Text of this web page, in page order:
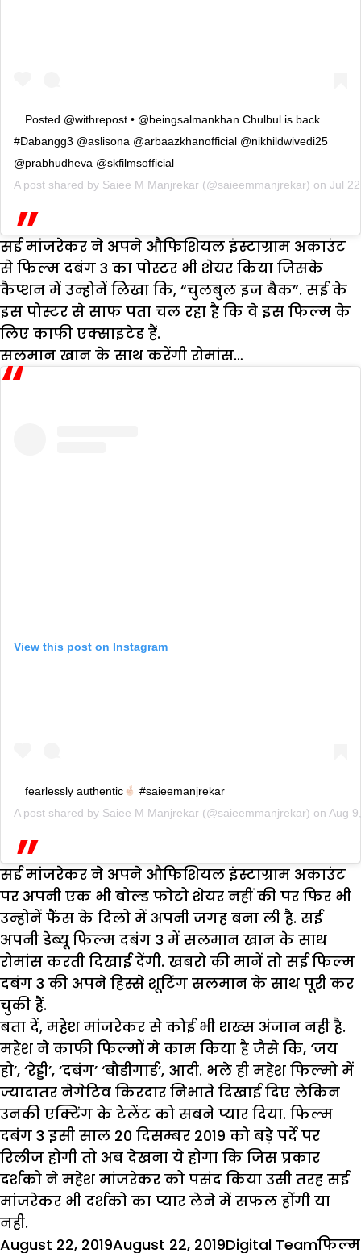
Posted @withrepost • @beingsalmankhan Chulbul is back…..
#Dabangg3 @aslisona @arbaazkhanofficial @nikhildwivedi25
@prabhudheva @skfilmsofficial
A post shared by Saiee M Manjrekar (@saieemmanjrekar) on Jul
सई मांजरेकर ने अपने औफिशियल इंस्टाग्राम अकाउंट
से फिल्म दबंग 3 का पोस्टर भी शेयर किया जिसके
कैप्शन में उन्होनें लिखा कि, “चुलबुल इज बैक”. सई के
इस पोस्टर से साफ पता चल रहा है कि वे इस फिल्म के
लिए काफी एक्साइटेड हैं.
सलमान खान के साथ करेंगी रोमांस…
View this post on Instagram
fearlessly authentic
#saieemanjrekar
A post shared by Saiee M Manjrekar (@saieemmanjrekar) on Aug
सई मांजरेकर ने अपने औफिशियल इंस्टाग्राम अकाउंट
पर अपनी एक भी बोल्ड फोटो शेयर नहीं की पर फिर भी
उन्होनें फैंस के दिलो में अपनी जगह बना ली है. सई
अपनी डेब्यू फिल्म दबंग 3 में सलमान खान के साथ
रोमांस करती दिखाई देंगी. खबरो की मानें तो सई फिल्म
दबंग 3 की अपने हिस्से शूटिंग सलमान के साथ पूरी कर
चुकी हैं.
बता दें, महेश मांजरेकर से कोई भी शख्स अंजान नही है.
महेश ने काफी फिल्मों मे काम किया है जैसे कि, ‘जय
हो’, ‘रेड्डी’, ‘दबंग’ ‘बौडीगार्ड’, आदी. भले ही महेश फिल्मो में
ज्यादातर नेगेटिव किरदार निभाते दिखाई दिए लेकिन
उनकी एक्टिंग के टेलेंट को सबने प्यार दिया. फिल्म
दबंग 3 इसी साल 20 दिसम्बर 2019 को बड़े पर्दे पर
रिलीज होगी तो अब देखना ये होगा कि जिस प्रकार
दर्शको ने महेश मांजरेकर को पसंद किया उसी तरह सई
मांजरेकर भी दर्शको का प्यार लेने में सफल होंगी या
नही.
Posted
August 22, 2019August 22, 2019Author
Digital Teamफिल्म